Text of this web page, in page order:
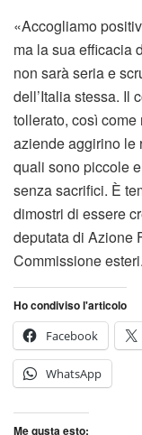
«Accogliamo
ma la sua efficacia
non sarà seria e
dell’Italia stessa. Il
tollerato, così
aziende aggirino le
quali sono piccole
senza sacrifici. È
dimostri di essere
deputata di Azione
Commissione esteri.
Ho condiviso l'articolo
Facebook
WhatsApp
Me gusta esto: